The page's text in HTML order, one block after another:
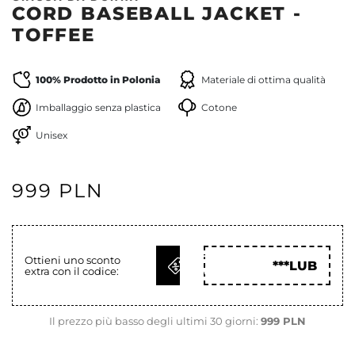
CORD BASEBALL JACKET -
TOFFEE
100% Prodotto in Polonia Materiale di ottima qualità
Imballaggio senza plastica Cotone
Unisex
999 PLN
Ottieni uno sconto
extra con il codice:
OTTIENI
COD
***LUB
Il prezzo più basso degli ultimi 30 giorni: 999 PLN